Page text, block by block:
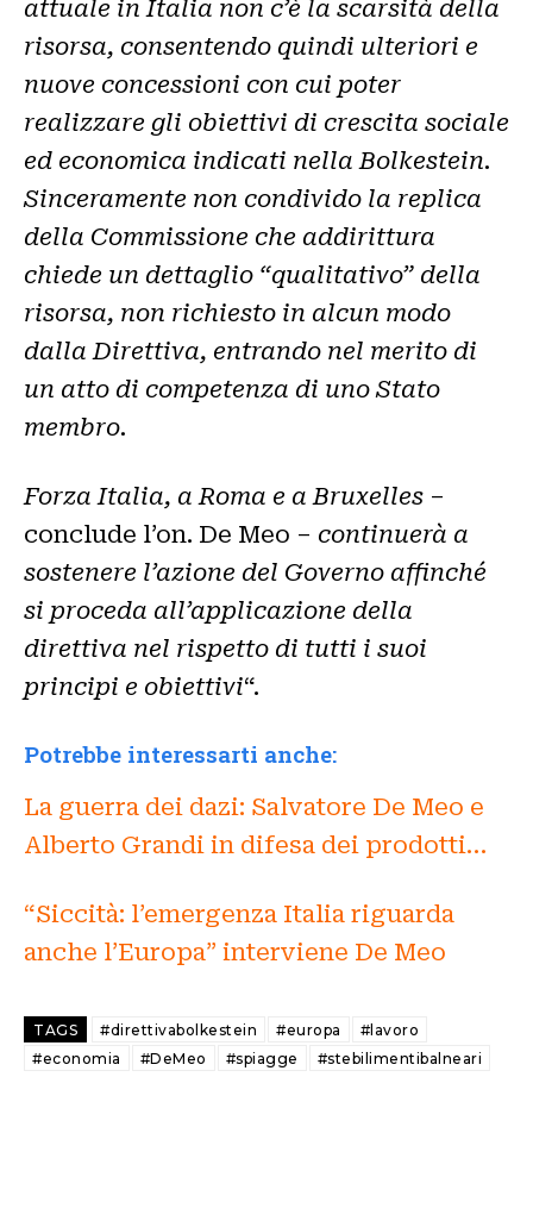
attuale in Italia non c’è la scarsità della
risorsa, consentendo quindi ulteriori e
nuove concessioni con cui poter
realizzare gli obiettivi di crescita sociale
ed economica indicati nella Bolkestein.
Sinceramente non condivido la replica
della Commissione che addirittura
chiede un dettaglio “qualitativo” della
risorsa, non richiesto in alcun modo
dalla Direttiva, entrando nel merito di
un atto di competenza di uno Stato
membro.
Forza Italia, a Roma e a Bruxelles –
conclude l’on. De Meo – continuerà a
sostenere l’azione del Governo affinché
si proceda all’applicazione della
direttiva nel rispetto di tutti i suoi
principi e obiettivi“.
Potrebbe interessarti anche:
La guerra dei dazi: Salvatore De Meo e
Alberto Grandi in difesa dei prodotti…
“Siccità: l’emergenza Italia riguarda
anche l’Europa” interviene De Meo
TAGS #direttivabolkestein #europa
#lavoro
#economia
#DeMeo #spiagge #stebilimentibalneari